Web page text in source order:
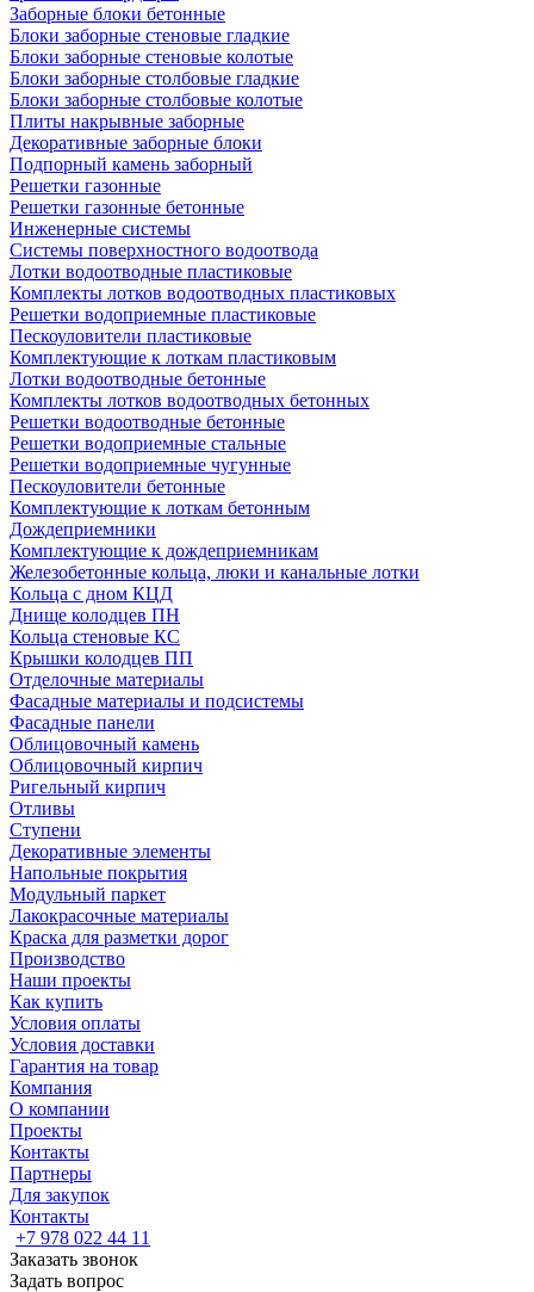
Заборные блоки бетонные
Блоки заборные стеновые гладкие
Блоки заборные стеновые колотые
Блоки заборные столбовые гладкие
Блоки заборные столбовые колотые
Плиты накрывные заборные
Декоративные заборные блоки
Подпорный камень заборный
Решетки газонные
Решетки газонные бетонные
Инженерные системы
Системы поверхностного водоотвода
Лотки водоотводные пластиковые
Комплекты лотков водоотводных пластиковых
Решетки водоприемные пластиковые
Пескоуловители пластиковые
Комплектующие к лоткам пластиковым
Лотки водоотводные бетонные
Комплекты лотков водоотводных бетонных
Решетки водоотводные бетонные
Решетки водоприемные стальные
Решетки водоприемные чугунные
Пескоуловители бетонные
Комплектующие к лоткам бетонным
Дождеприемники
Комплектующие к дождеприемникам
Железобетонные кольца, люки и канальные лотки
Кольца с дном КЦД
Днище колодцев ПН
Кольца стеновые КС
Крышки колодцев ПП
Отделочные материалы
Фасадные материалы и подсистемы
Фасадные панели
Облицовочный камень
Облицовочный кирпич
Ригельный кирпич
Отливы
Ступени
Декоративные элементы
Напольные покрытия
Модульный паркет
Лакокрасочные материалы
Краска для разметки дорог
Производство
Наши проекты
Как купить
Условия оплаты
Условия доставки
Гарантия на товар
Компания
О компании
Проекты
Контакты
Партнеры
Для закупок
Контакты
+7 978 022 44 11
Заказать звонок
Задать вопрос